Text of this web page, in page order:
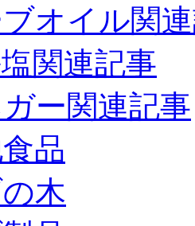
オイル関
関連記事
ー関連記事
品
木